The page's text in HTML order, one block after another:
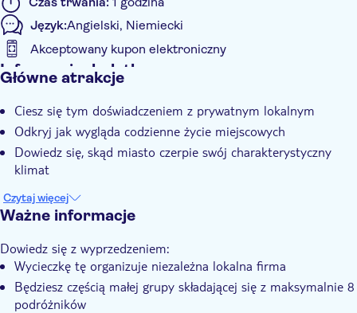
Norymbergę wyjątkową. To również Twoja szansa, aby uzyskać
wskazówki od wtajemniczonych na temat najlepszych kawiarni,
restauracji i barów do odwiedzenia podczas pobytu tutaj i
dowiedzieć się, jak najlepiej wykorzystać swoją wizytę.
To idealne przeżycie dla kogoś, kto odwiedza miasto po raz
Język:Angielski, Niemiecki
Akceptowany kupon elektroniczny
Informacje dodatkowe
Oficjalny pośrednik
Wycieczka z przewodnikiem
Lokalny charakter
E-Voucher
Główne atrakcje
Ciesz się tym doświadczeniem z prywatnym lokalnym
Odkryj jak wygląda codzienne życie miejscowych
Dowiedz się, skąd miasto czerpie swój charakterystyczny
klimat
Czytaj więcej
Ważne informacje
Dowiedz się z wyprzedzeniem:
Wycieczkę tę organizuje niezależna lokalna firma
Będziesz częścią małej grupy składającej się z maksymalnie 8
podróżników